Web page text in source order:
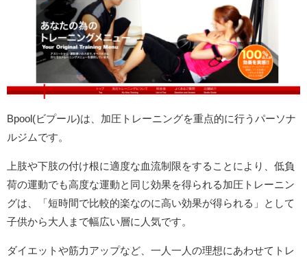
Bpool(ビプール)は、加圧トレーニングを重点的に行うパーソナ
ルジムです。
上肢や下肢の付け根に適度な血流制限をすることにより、低負
荷の運動でも高度な運動と同じ効果を得られる加圧トレーニン
グは、「短時間で比較的楽なのに高い効果が得られる」として
子供から大人まで幅広い層に人気です。
ダイエットや筋力アップなど、一人一人の理想にあわせてトレ